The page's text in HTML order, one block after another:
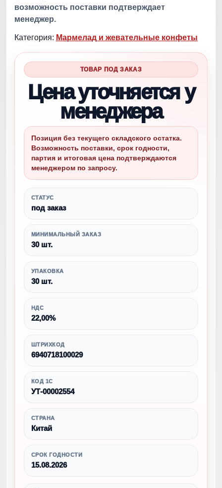
возможность поставки подтверждает
менеджер.
Категория: Мармелад и жевательные конфеты
ТОВАР ПОД ЗАКАЗ
Цена уточняется у
менеджера
Позиция без текущего складского остатка.
Возможность поставки, срок годности,
партия и итоговая цена подтверждаются
менеджером по запросу.
СТАТУС
под заказ
МИНИМАЛЬНЫЙ ЗАКАЗ
30 шт.
УПАКОВКА
30 шт.
НДС
22,00%
ШТРИХКОД
6940718100029
КОД 1С
УТ-00002554
СТРАНА
Китай
СРОК ГОДНОСТИ
15.08.2026